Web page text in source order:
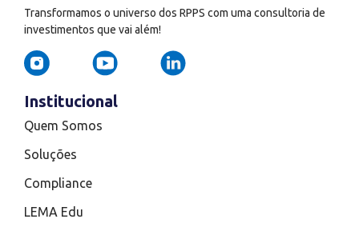
Transformamos o universo dos RPPS com uma consultoria de
investimentos que vai além!
Institucional
Quem Somos
Soluções
Compliance
LEMA Edu